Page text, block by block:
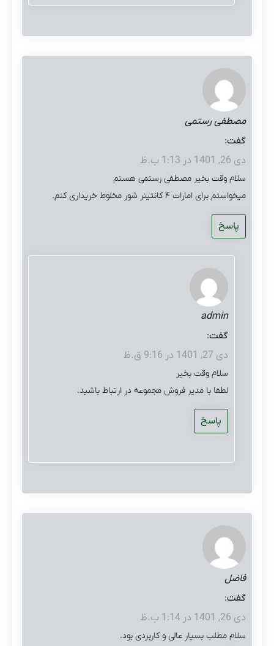
مصطفی رستمی
گفت:
دی 26, 1401 در 1:13 ب.ظ
سلام وقت بخیر مصطفی رستمی هستم
میخواستم برای امارات ۴ کانتینر شور مخلوط خریداری کنم.
پاسخ
admin
گفت:
دی 27, 1401 در 9:16 ق.ظ
سلام وقت بخیر
لطفا با مدیر فروش مجموعه در ارتباط باشید.
پاسخ
فاضل
گفت:
دی 26, 1401 در 1:14 ب.ظ
سلام مطلب بسیار عالی و کاربردی بود.